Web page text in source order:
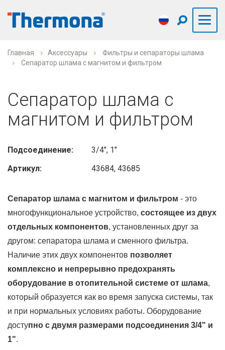
Главная Аксессуары
Фильтры и сепараторы шлама
Сепаратор шлама с магнитом и фильтром
Сепаратор шлама с
магнитом и фильтром
Подсоединение:
3/4", 1"
Артикул:
43684, 43685
Сепаратор шлама с магнитом и фильтром - это
многофункциональное устройство, состоящее из двух
отдельных компонентов, установленных друг за
другом: сепаратора шлама и сменного фильтра.
Наличие этих двух компонентов позволяет
комплексно и непрерывно предохранять
оборудование в отопительной системе от шлама,
который образуется как во время запуска системы, так
и при нормальных условиях работы. Оборудование
доступно с двумя размерами подсоединения 3/4" и
1".